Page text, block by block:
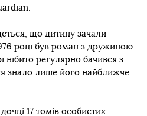
що дитину зачали
році був роман з дружиною
нібито регулярно бачився з
знало лише його найближче
17 томів особистих